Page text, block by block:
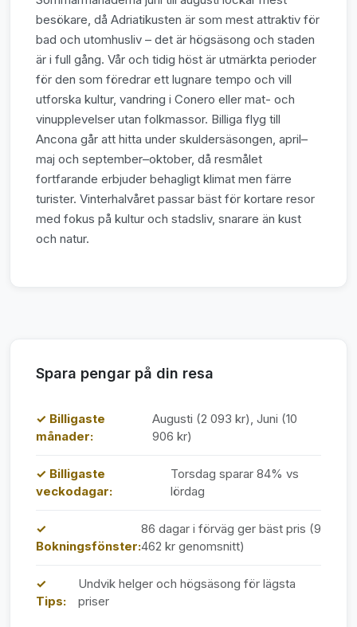
besökare, då Adriatikusten är som mest attraktiv för
bad och utomhusliv – det är högsäsong och staden
är i full gång. Vår och tidig höst är utmärkta perioder
för den som föredrar ett lugnare tempo och vill
utforska kultur, vandring i Conero eller mat- och
vinupplevelser utan folkmassor. Billiga flyg till
Ancona går att hitta under skuldersäsongen, april–
maj och september–oktober, då resmålet
fortfarande erbjuder behagligt klimat men färre
turister. Vinterhalvåret passar bäst för kortare resor
med fokus på kultur och stadsliv, snarare än kust
och natur.
Spara pengar på din resa
✓ Billigaste
månader:
Augusti (2 093 kr), Juni (10
906 kr)
✓ Billigaste
veckodagar:
Torsdag sparar 84% vs
lördag
✓
Bokningsfönster:
86 dagar i förväg ger bäst pris (9
462 kr genomsnitt)
✓
Tips:
Undvik helger och högsäsong för lägsta
priser